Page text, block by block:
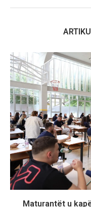
Maturantët u